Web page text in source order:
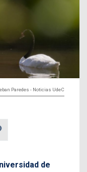
Paredes - Noticias UdeC
de